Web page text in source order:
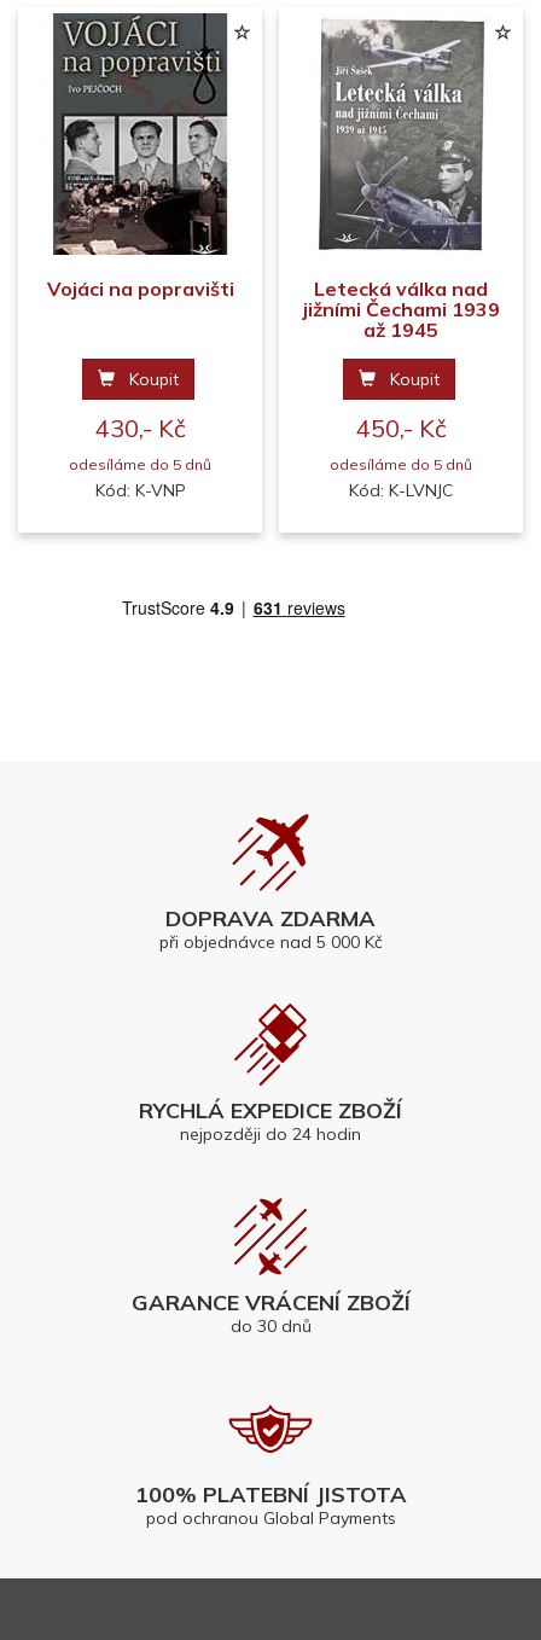
Vojáci na popravišti
Koupit
430,- Kč
odesíláme do 5 dnů
Kód: K-VNP
Letecká válka nad
jižními Čechami 1939
až 1945
Koupit
450,- Kč
odesíláme do 5 dnů
Kód: K-LVNJC
DOPRAVA ZDARMA
při objednávce nad 5 000 Kč
RYCHLÁ EXPEDICE ZBOŽÍ
nejpozději do 24 hodin
GARANCE VRÁCENÍ ZBOŽÍ
do 30 dnů
100% PLATEBNÍ JISTOTA
pod ochranou Global Payments